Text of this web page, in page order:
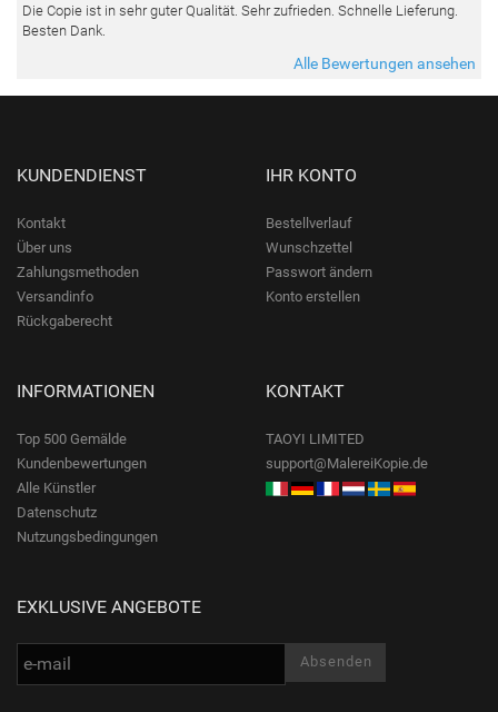
Die Copie ist in sehr guter Qualität. Sehr zufrieden. Schnelle Lieferung.
Besten Dank.
Alle Bewertungen ansehen
KUNDENDIENST
Kontakt
Über uns
Zahlungsmethoden
Versandinfo
Rückgaberecht
IHR KONTO
Bestellverlauf
Wunschzettel
Passwort ändern
Konto erstellen
INFORMATIONEN
Top 500 Gemälde
Kundenbewertungen
Alle Künstler
Datenschutz
Nutzungsbedingungen
KONTAKT
TAOYI LIMITED
support@MalereiKopie.de
EXKLUSIVE ANGEBOTE